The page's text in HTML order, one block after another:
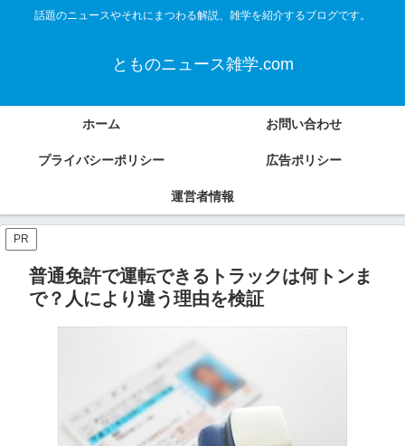
話題のニュースやそれにまつわる解説、雑学を紹介するブログです。
とものニュース雑学.com
ホーム お問い合わせ
プライバシーポリシー 広告ポリシー
運営者情報
PR
普通免許で運転できるトラックは何トンま
で？人により違う理由を検証